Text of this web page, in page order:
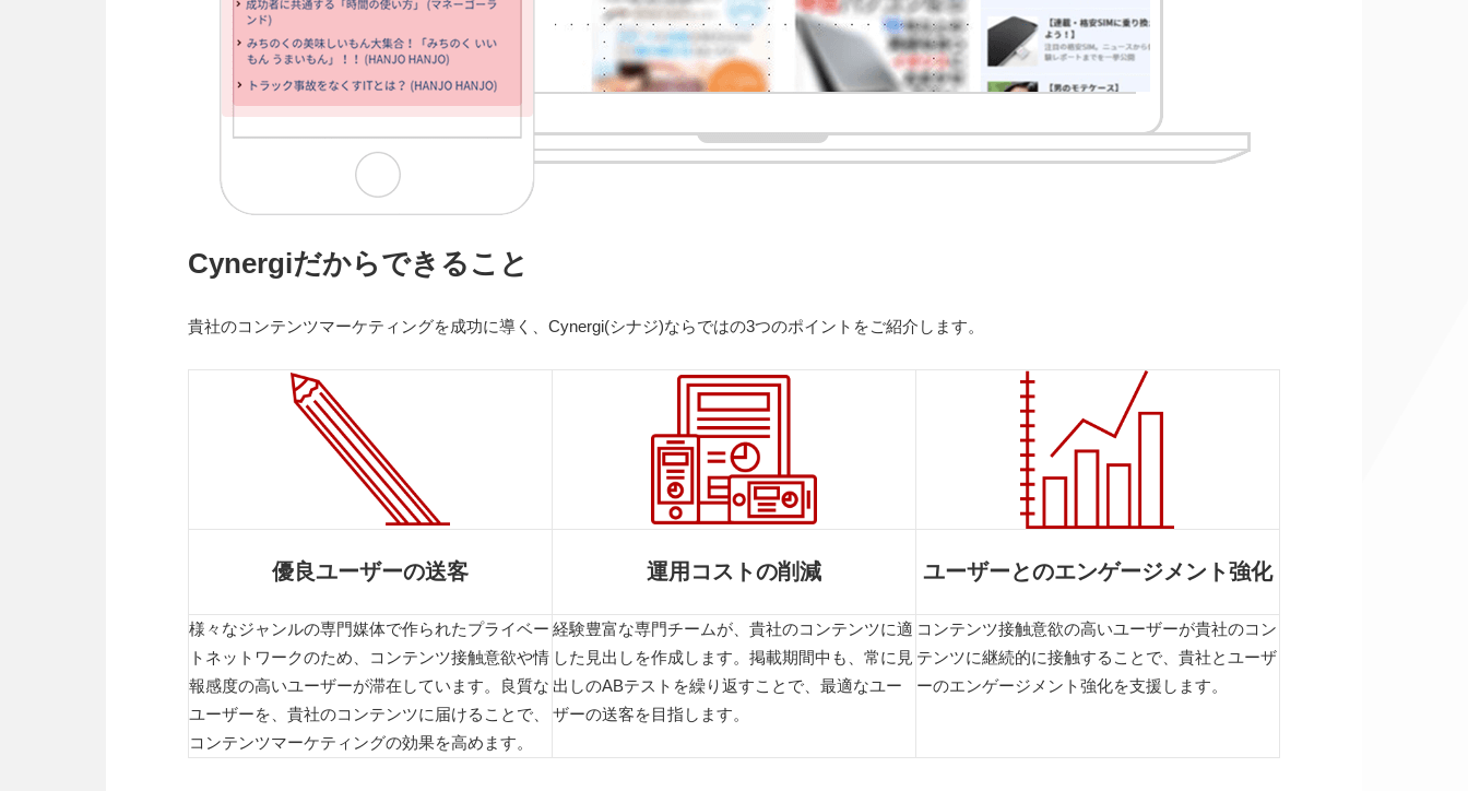
Cynergiだからできること
貴社のコンテンツマーケティングを成功に導く、Cynergi(シナジ)ならではの3つのポイントをご紹介します。
優良ユーザーの送客 運用コストの削減 ユーザーとのエンゲージメント強化
様々なジャンルの専門媒体で作られたプライベー
トネットワークのため、コンテンツ接触意欲や情
報感度の高いユーザーが滞在しています。良質な
ユーザーを、貴社のコンテンツに届けることで、
コンテンツマーケティングの効果を高めます。
経験豊富な専門チームが、貴社のコンテンツに適
した見出しを作成します。掲載期間中も、常に見
出しのABテストを繰り返すことで、最適なユー
ザーの送客を目指します。
コンテンツ接触意欲の高いユーザーが貴社のコン
テンツに継続的に接触することで、貴社とユーザ
ーのエンゲージメント強化を支援します。